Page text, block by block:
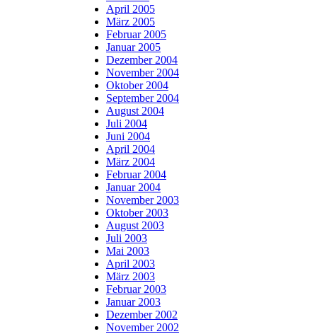
April 2005
März 2005
Februar 2005
Januar 2005
Dezember 2004
November 2004
Oktober 2004
September 2004
August 2004
Juli 2004
Juni 2004
April 2004
März 2004
Februar 2004
Januar 2004
November 2003
Oktober 2003
August 2003
Juli 2003
Mai 2003
April 2003
März 2003
Februar 2003
Januar 2003
Dezember 2002
November 2002